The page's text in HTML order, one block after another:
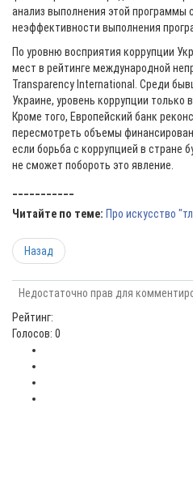
анализ выполнения этой программы
неэффективности выполнения
По уровню восприятия коррупции
мест в рейтинге международной
Transparency International. Среди
Украине, уровень коррупции только
Кроме того, Европейский банк
пересмотреть объемы
если борьба с коррупцией в стране
не сможет побороть это явление.
Читайте по теме: Про искусство
Назад
Недостаточно прав для
Рейтинг:
Голосов: 0